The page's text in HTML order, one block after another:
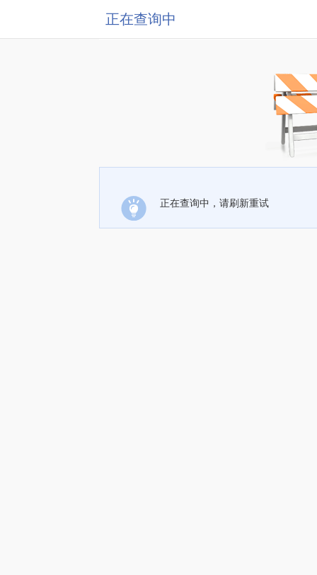
正在查询中
正在查询中，请刷新重试